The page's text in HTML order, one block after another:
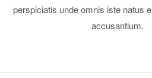
perspiciatis unde omnis iste natus
accusantium.